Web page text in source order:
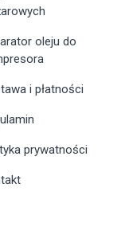
oleju do
i płatności
prywatności